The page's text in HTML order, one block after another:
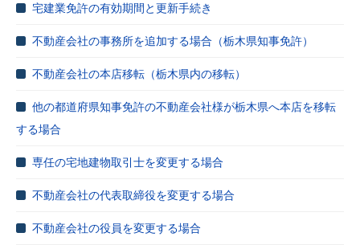
宅建業免許の有効期間と更新手続き
不動産会社の事務所を追加する場合（栃木県知事免許）
不動産会社の本店移転（栃木県内の移転）
他の都道府県知事免許の不動産会社様が栃木県へ本店を移転
する場合
専任の宅地建物取引士を変更する場合
不動産会社の代表取締役を変更する場合
不動産会社の役員を変更する場合